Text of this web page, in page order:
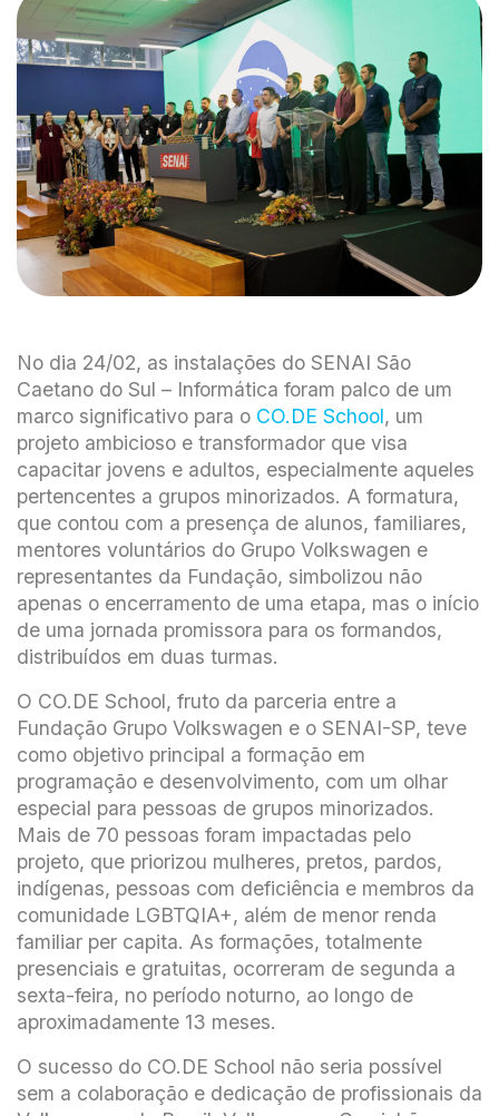
No dia 24/02, as instalações do SENAI São
Caetano do Sul – Informática foram palco de um
marco significativo para o CO.DE School, um
projeto ambicioso e transformador que visa
capacitar jovens e adultos, especialmente aqueles
pertencentes a grupos minorizados. A formatura,
que contou com a presença de alunos, familiares,
mentores voluntários do Grupo Volkswagen e
representantes da Fundação, simbolizou não
apenas o encerramento de uma etapa, mas o início
de uma jornada promissora para os formandos,
distribuídos em duas turmas.
O CO.DE School, fruto da parceria entre a
Fundação Grupo Volkswagen e o SENAI-SP, teve
como objetivo principal a formação em
programação e desenvolvimento, com um olhar
especial para pessoas de grupos minorizados.
Mais de 70 pessoas foram impactadas pelo
projeto, que priorizou mulheres, pretos, pardos,
indígenas, pessoas com deficiência e membros da
comunidade LGBTQIA+, além de menor renda
familiar per capita. As formações, totalmente
presenciais e gratuitas, ocorreram de segunda a
sexta-feira, no período noturno, ao longo de
aproximadamente 13 meses.
O sucesso do CO.DE School não seria possível
sem a colaboração e dedicação de profissionais da